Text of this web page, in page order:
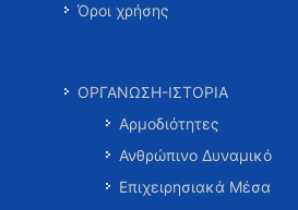
Όροι χρήσης
ΟΡΓΑΝΩΣΗ-ΙΣΤΟΡΙΑ
Αρμοδιότητες
Ανθρώπινο Δυναμικό
Επιχειρησιακά Μέσα